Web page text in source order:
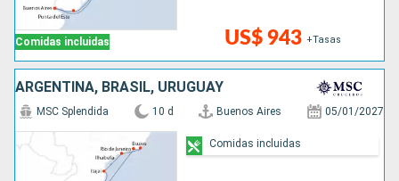
Comidas incluidas US$ 943 +Tasas
ARGENTINA, BRASIL, URUGUAY
MSC Splendida 10 d Buenos Aires 05/01/2027
Comidas incluidas